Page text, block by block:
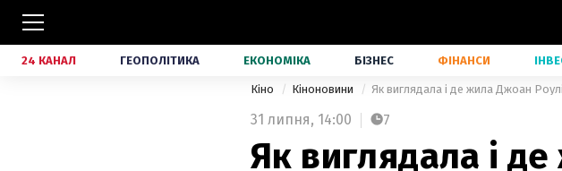
24 КАНАЛ ГЕОПОЛІТИКА ЕКОНОМІКА БІЗНЕС ФІНАНСИ
Кіно Кіноновини Як виглядала і де жила Джоан
31 липня, 14:00 7
Як виглядала і